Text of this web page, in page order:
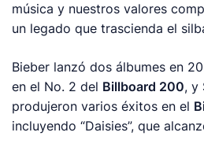
música y nuestros valores
un legado que trascienda el
Bieber lanzó dos álbumes en
en el No. 2 del Billboard 200, y
produjeron varios éxitos en el
incluyendo “Daisies”, que